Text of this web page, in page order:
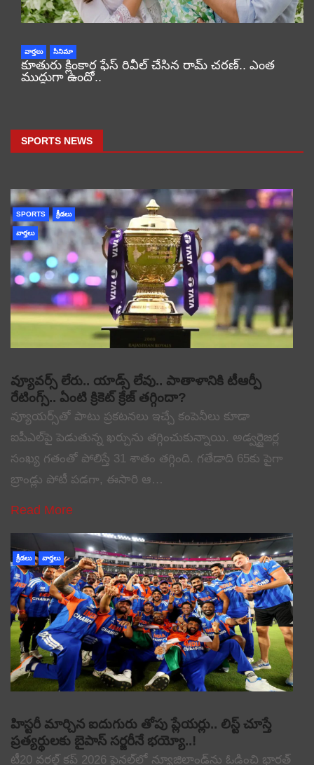
వార్తలు సినిమా
కూతురు క్లింకార ఫేస్ రివీల్ చేసిన రామ్ చరణ్.. ఎంత
ముద్దుగా ఉందో..
SPORTS NEWS
SPORTS క్రీడలు
వార్తలు
వ్యూవర్స్ లేరు.. యాడ్స్ లేవు.. పాతాళానికి టీఆర్పీ
రేటింగ్స్.. ఏంటి క్రికెట్ క్రేజ్ తగ్గిందా?
వ్యూయర్స్‌తో పాటు ప్రకటనలు ఇచ్చే కంపెనీలు కూడా
ఐపీఎల్‌పై పెడుతున్న ఖర్చును తగ్గించుకున్నాయి. అడ్వర్టైజర్ల
సంఖ్య గతంతో పోలిస్తే 31 శాతం తగ్గింది. గతేడాది 65కు పైగా
బ్రాండ్లు పోటీ పడగా, ఈసారి ఆ…
Read More
క్రీడలు వార్తలు
హిస్టరీ మార్చిన ఐదుగురు తోపు ప్లేయర్లు.. లిస్ట్ చూస్తే
ప్రత్యర్థులకు బైపాస్ సర్జరీనే భయ్యో..!
టీ20 వరల్డ్ కప్ 2026 ఫైనల్‌లో న్యూజిలాండ్‌ను ఓడించి భారత్